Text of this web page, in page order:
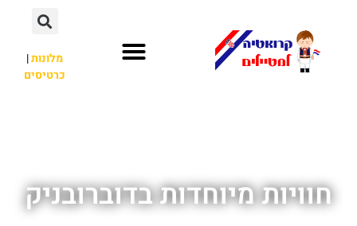
מלונות|
כרטיסים
חוויות מיוחדות בדוברובניק